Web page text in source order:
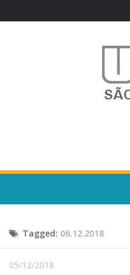
Escola, Institutos e Órgãos
Núcleos e Comissões
Tagged: 06.12.2018
05/12/2018